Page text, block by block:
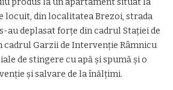
produs la un apartament situat la
locuit, din localitatea Brezoi, strada
au deplasat forțe din cadrul Stației de
cadrul Garzii de Intervenție Râmnicu
de stingere cu apă și spumă și o
și salvare de la înălțimi.